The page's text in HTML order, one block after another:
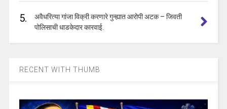
5.
अवैधरित्या गांजा विक्री करणारे गुन्ह्यात आरोपी अटक – जिवती
पोलिसाची धाडकेदार कारवाई.
RECENT WITH THUMB